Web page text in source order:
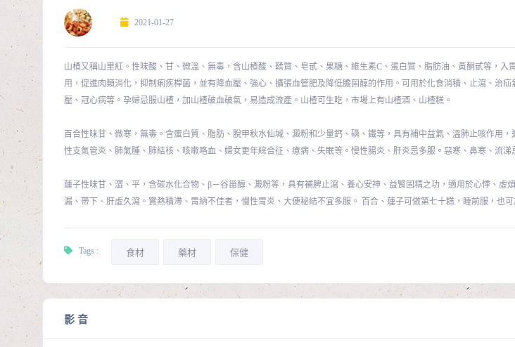
2021-01-27
山楂又稱山里紅。性味酸、甘、微溫、無毒，含山楂酸、鞣質、皂甙、果糖、維生素C、蛋白質、脂肪油、黃酮甙等，入
用，促進肉類消化，抑制痢疾桿菌，並有降血壓、強心、擴張血管肥及降低膽固醇的作用。可用於化食消積、止瀉、治疝
壓、冠心病等。孕婦忌服山楂，加山楂破血破氣，易造成流產。山楂可生吃，市場上有山楂酒、山楂糕。
百合性味甘、微寒，無毒。含蛋白質、脂肪、脫甲秋水仙堿、澱粉和少量鈣、磷、鐵等，具有補中益氣、溫肺止咳作用，
性支氣管炎、肺氣腫、肺結核、咳嗽咯血、婦女更年綜合征、癔病、失眠等。慢性腸炎、肝炎忌多服。惡寒、鼻寒、流涕
蓮子性味甘、澀、平，含碳水化合物、β－谷甾醇、澱粉等，具有補脾止瀉、養心安神、益腎固精之功，適用於心悸、虛
漏、帶下、肝虛久瀉。實熱積滯、胃納不佳者，慢性胃炎、大便秘結不宜多服。 百合、蓮子可做第七十糕，睡前服，也可
Tags : 食材 藥材 保健
影 音